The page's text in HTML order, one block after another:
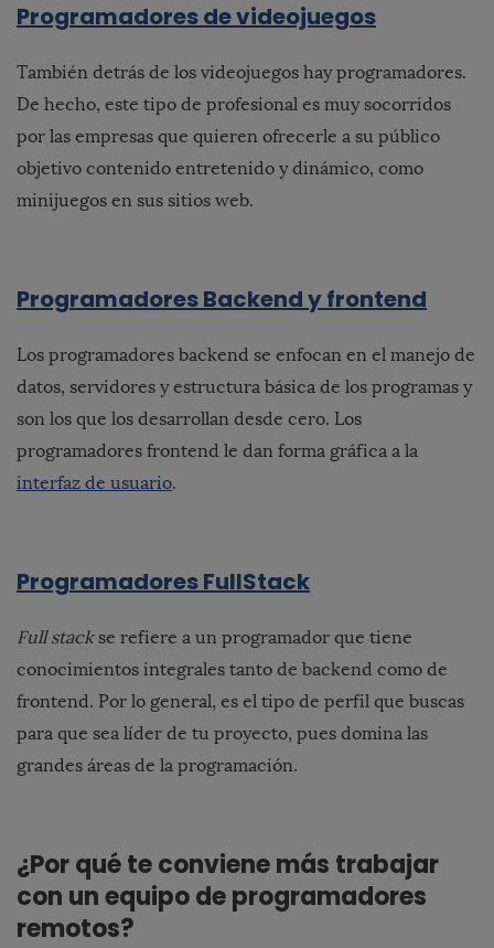
Programadores de videojuegos
También detrás de los videojuegos hay programadores.
De hecho, este tipo de profesional es muy socorridos
por las empresas que quieren ofrecerle a su público
objetivo contenido entretenido y dinámico, como
minijuegos en sus sitios web.
Programadores Backend y frontend
Los programadores backend se enfocan en el manejo de
datos, servidores y estructura básica de los programas y
son los que los desarrollan desde cero. Los
programadores frontend le dan forma gráfica a la
interfaz de usuario.
Programadores FullStack
Full stackse refiere a un programador que tiene
conocimientos integrales tanto de backend como de
frontend. Por lo general, es el tipo de perfil que buscas
para que sea líder de tu proyecto, pues domina las
grandes áreas de la programación.
¿Por qué te conviene más trabajar
con un equipo de programadores
remotos?